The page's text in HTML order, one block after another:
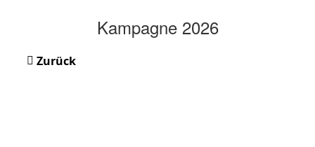
Kampagne 2026
Zurück